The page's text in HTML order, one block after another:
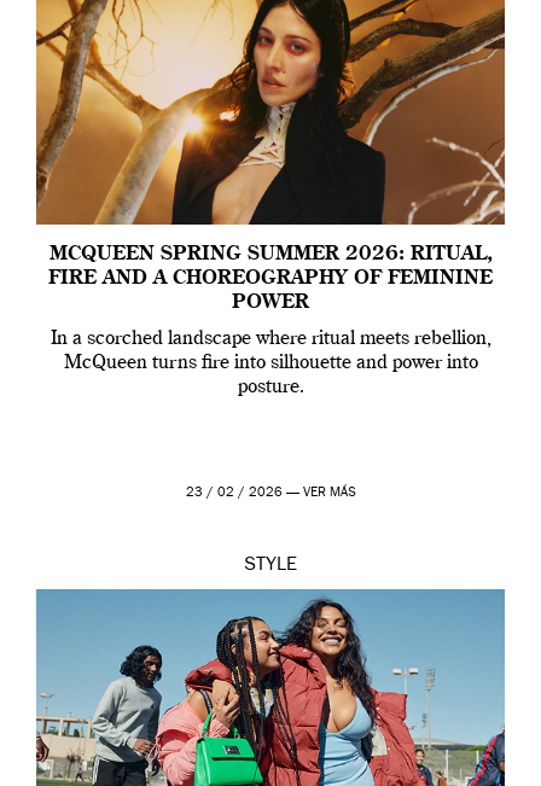
MCQUEEN SPRING SUMMER 2026: RITUAL,
FIRE AND A CHOREOGRAPHY OF FEMININE
POWER
In a scorched landscape where ritual meets rebellion,
McQueen turns fire into silhouette and power into
posture.
23 / 02 / 2026 — VER MÁS
STYLE